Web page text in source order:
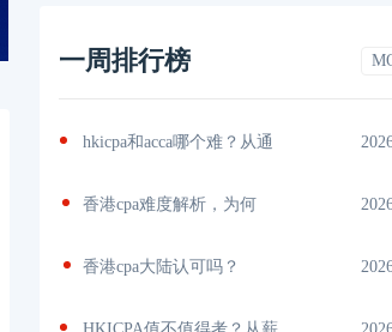
一周排行榜
hkicpa和acca哪个难？从通
香港cpa难度解析，为何
香港cpa大陆认可吗？